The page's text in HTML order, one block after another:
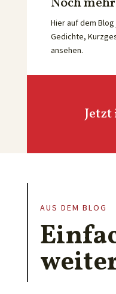
Hier auf dem
Gedichte,
ansehen.
Jetzt
AUS DEM BLOG